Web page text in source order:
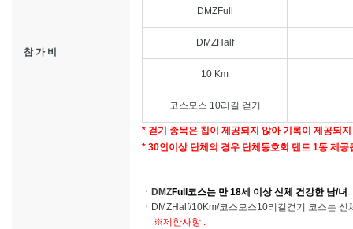
참 가 비
DMZFull
DMZHalf
10 Km
코스모스 10리길 걷기
* 걷기 종목은 칩이 제공되지 않아 기록이 제공되
* 30인이상 단체의 경우 단체동호회 텐트 1동 제
ㆍ DMZFull코스는 만 18세 이상 신체 건강한 남/녀
ㆍDMZHalf/10Km/코스모스10리길 걷기
코스는 신
※제한사항 :